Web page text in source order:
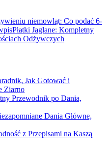
niemowląt: Co podać 6-
Płatki Jaglane: Kompletny
Odżywczych
Jak Gotować i
Ziarno
Przewodnik po Dania,
Dania Główne,
z Przepisami na Kaszą